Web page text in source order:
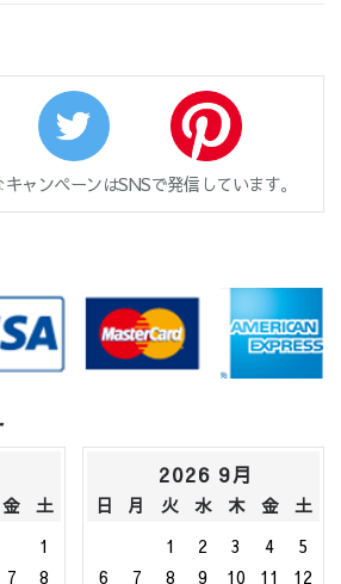
ャンペーンはSNSで発信しています。
金
土
1
7
8
2026 9月
日 月 火 水 木 金
土
1
2 3 4
5
6
7 8 9 10 11
12